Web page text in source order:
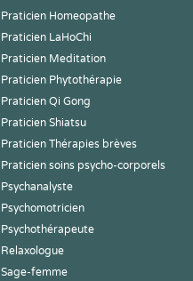
Praticien Homeopathe
Praticien LaHoChi
Praticien Meditation
Praticien Phytothérapie
Praticien Qi Gong
Praticien Shiatsu
Praticien Thérapies brèves
Praticien soins psycho-corporels
Psychanalyste
Psychomotricien
Psychothérapeute
Relaxologue
Sage-femme